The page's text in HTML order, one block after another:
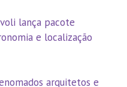
lança pacote
e localização
arquitetos e